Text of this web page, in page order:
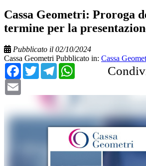
Cassa Geometri: Proroga
termine per la
Pubblicato il 02/10/2024
Cassa Geometri Pubblicato in: Cassa
Facebook
TwitterTelegramWhatsApp
Email